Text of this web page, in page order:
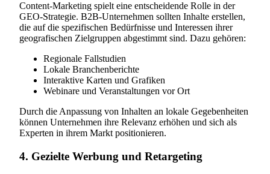
Content-Marketing spielt eine entscheidende Rolle in der
GEO-Strategie. B2B-Unternehmen sollten Inhalte erstellen,
die auf die spezifischen Bedürfnisse und Interessen ihrer
geografischen Zielgruppen abgestimmt sind. Dazu gehören:
Regionale Fallstudien
Lokale Branchenberichte
Interaktive Karten und Grafiken
Webinare und Veranstaltungen vor Ort
Durch die Anpassung von Inhalten an lokale Gegebenheiten
können Unternehmen ihre Relevanz erhöhen und sich als
Experten in ihrem Markt positionieren.
4. Gezielte Werbung und Retargeting